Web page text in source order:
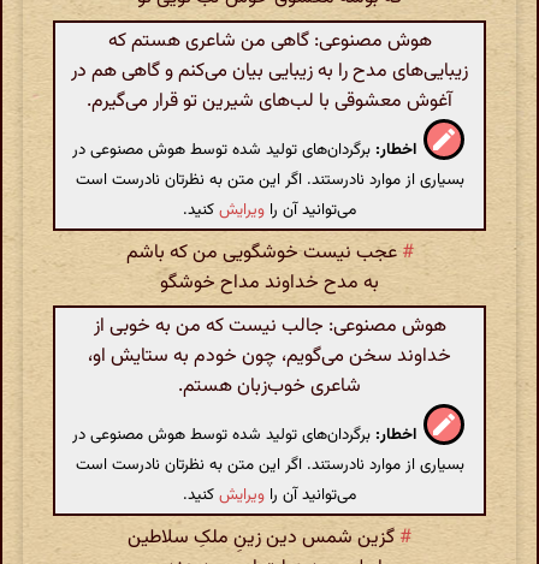
هوش مصنوعی: گاهی من شاعری هستم که
زیبایی‌های مدح را به زیبایی بیان می‌کنم و گاهی هم در
آغوش معشوقی با لب‌های شیرین تو قرار می‌گیرم.
اخطار: برگردان‌های تولید شده توسط هوش مصنوعی در
بسیاری از موارد نادرستند. اگر این متن به نظرتان نادرست است
می‌توانید آن را ویرایشکنید.
# عجب نیست خوشگویی من‌ که باشم
به مدح خداوند مداح خوشگو
هوش مصنوعی: جالب نیست که من به خوبی از
خداوند سخن می‌گویم، چون خودم به ستایش او،
شاعری خوب‌زبان هستم.
اخطار: برگردان‌های تولید شده توسط هوش مصنوعی در
بسیاری از موارد نادرستند. اگر این متن به نظرتان نادرست است
می‌توانید آن را ویرایشکنید.
#گزین شمس دین زین‌ِ ملکِ سلاطین